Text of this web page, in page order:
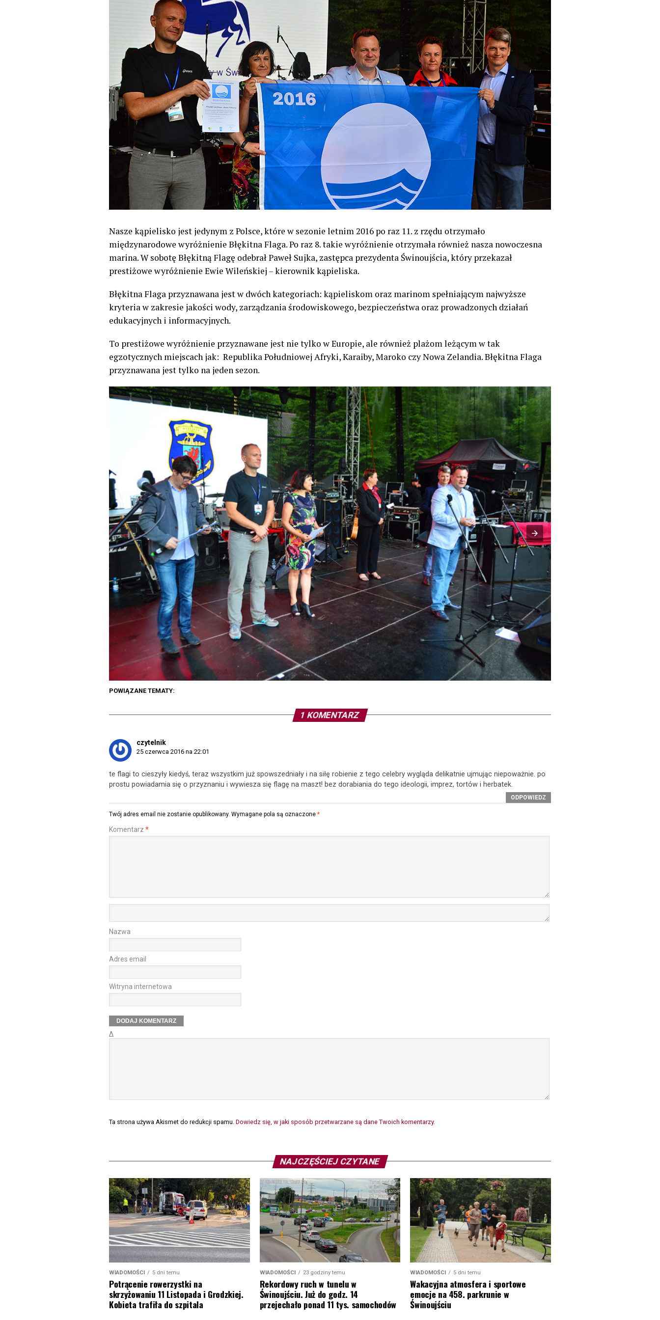
Nasze kąpielisko jest jedynym z Polsce, które w sezonie letnim 2016 po raz 11. z rzędu otrzymało
międzynarodowe wyróżnienie Błękitna Flaga. Po raz 8. takie wyróżnienie otrzymała również nasza nowoczesna
marina. W sobotę Błękitną Flagę odebrał Paweł Sujka, zastępca prezydenta Świnoujścia, który przekazał
prestiżowe wyróżnienie Ewie Wileńskiej – kierownik kąpieliska.
Błękitna Flaga przyznawana jest w dwóch kategoriach: kąpieliskom oraz marinom spełniającym najwyższe
kryteria w zakresie jakości wody, zarządzania środowiskowego, bezpieczeństwa oraz prowadzonych działań
edukacyjnych i informacyjnych.
To prestiżowe wyróżnienie przyznawane jest nie tylko w Europie, ale również plażom leżącym w tak
egzotycznych miejscach jak: Republika Południowej Afryki, Karaiby, Maroko czy Nowa Zelandia. Błękitna Flaga
przyznawana jest tylko na jeden sezon.
POWIĄZANE TEMATY:
1 KOMENTARZ
czytelnik
25 czerwca 2016 na 22:01
te flagi to cieszyły kiedyś, teraz wszystkim już spowszedniały i na siłę robienie z tego celebry wygląda delikatnie ujmując niepoważnie. po
prostu powiadamia się o przyznaniu i wywiesza się flagę na maszt! bez dorabiania do tego ideologii, imprez, tortów i herbatek.
ODPOWIEDZ
Twój adres email nie zostanie opublikowany. Wymagane pola są oznaczone *
Komentarz *
Nazwa
Adres email
Witryna internetowa
Δ
Ta strona używa Akismet do redukcji spamu. Dowiedz się, w jaki sposób przetwarzane są dane Twoich komentarzy.
NAJCZĘŚCIEJ CZYTANE
WIADOMOŚCI 5 dni temu
Potrącenie rowerzystki na
skrzyżowaniu 11 Listopada i Grodzkiej.
Kobieta trafiła do szpitala
WIADOMOŚCI 23 godziny temu
Rekordowy ruch w tunelu w
Świnoujściu. Już do godz. 14
przejechało ponad 11 tys. samochodów
WIADOMOŚCI 5 dni temu
Wakacyjna atmosfera i sportowe
emocje na 458. parkrunie w
Świnoujściu